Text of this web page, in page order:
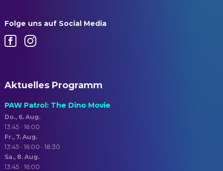
Folge uns auf Social Media
Aktuelles Programm
PAW Patrol: The Dino Movie
Do., 6. Aug.
13:45 · 16:00
Fr., 7. Aug.
13:45 · 16:00 · 18:30
Sa., 8. Aug.
13:45 · 16:00